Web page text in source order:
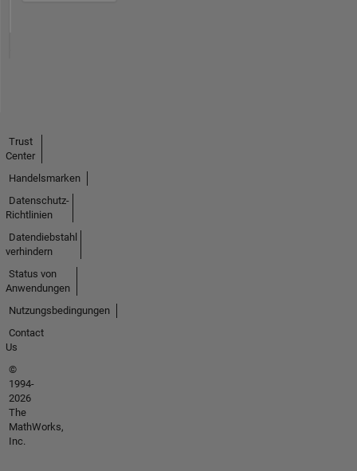
Trust
Center
Handelsmarken
Datenschutz-
Richtlinien
Datendiebstahl
verhindern
Status von
Anwendungen
Nutzungsbedingungen
Contact
Us
©
1994-
2026
The
MathWorks,
Inc.